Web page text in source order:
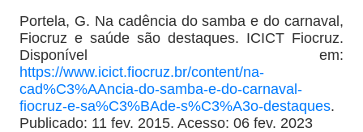
Portela, G. Na cadência do samba e do carnaval,
Fiocruz e saúde são destaques. ICICT Fiocruz.
Disponível em:
https://www.icict.fiocruz.br/content/na-
cad%C3%AAncia-do-samba-e-do-carnaval-
fiocruz-e-sa%C3%BAde-s%C3%A3o-destaques.
Publicado: 11 fev. 2015. Acesso: 06 fev. 2023